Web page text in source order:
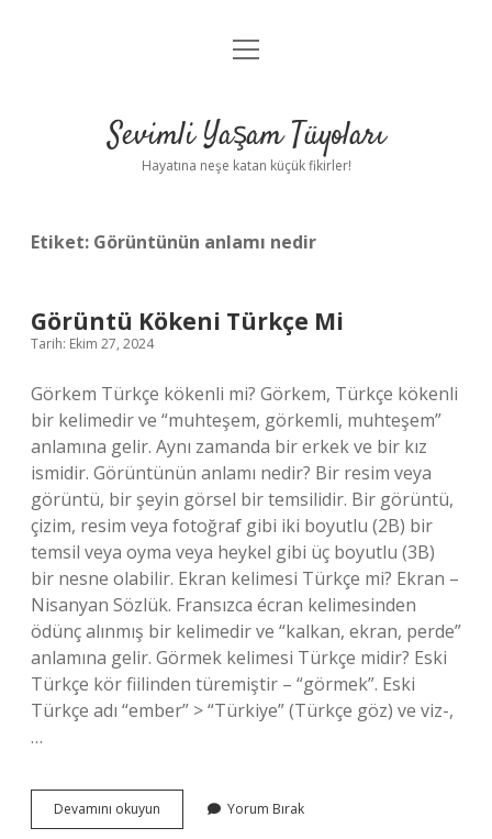
Anasayfa
Yasal Uyarı
menüyü
Sevimli Yaşam Tüyoları
Hayatına neşe katan küçük fikirler!
Etiket: Görüntünün anlamı nedir
Görüntü Kökeni Türkçe Mi
Tarih: Ekim 27, 2024
Görkem Türkçe kökenli mi? Görkem, Türkçe kökenli
bir kelimedir ve “muhteşem, görkemli, muhteşem”
anlamına gelir. Aynı zamanda bir erkek ve bir kız
ismidir. Görüntünün anlamı nedir? Bir resim veya
görüntü, bir şeyin görsel bir temsilidir. Bir görüntü,
çizim, resim veya fotoğraf gibi iki boyutlu (2B) bir
temsil veya oyma veya heykel gibi üç boyutlu (3B)
bir nesne olabilir. Ekran kelimesi Türkçe mi? Ekran –
Nisanyan Sözlük. Fransızca écran kelimesinden
ödünç alınmış bir kelimedir ve “kalkan, ekran, perde”
anlamına gelir. Görmek kelimesi Türkçe midir? Eski
Türkçe kör fiilinden türemiştir – “görmek”. Eski
Türkçe adı “ember” > “Türkiye” (Türkçe göz) ve viz-,
…
Devamını okuyun Görüntü
Kökeni
Yorum Bırak